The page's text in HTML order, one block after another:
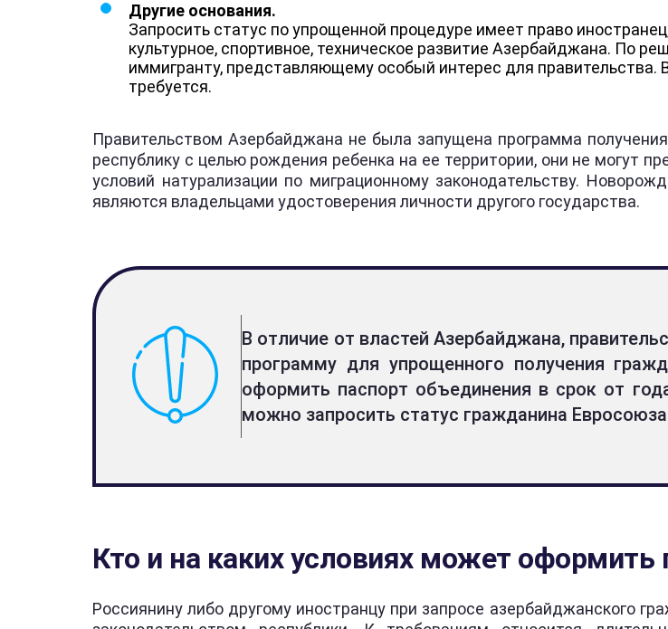
Другие основания.
Запросить статус по упрощенной процедуре имеет право
культурное, спортивное, техническое развитие Азербайджана. По
иммигранту, представляющему особый интерес для правительства.
требуется.
Правительством Азербайджана не была запущена программа
республику с целью рождения ребенка на ее территории, они не могут
условий натурализации по миграционному законодательству.
являются владельцами удостоверения личности другого государства.
В отличие от властей Азербайджана,
программу для упрощенного получения
оформить паспорт объединения в срок от
можно запросить статус гражданина
Кто и на каких условиях может оформить
Россиянину либо другому иностранцу при запросе азербайджанского